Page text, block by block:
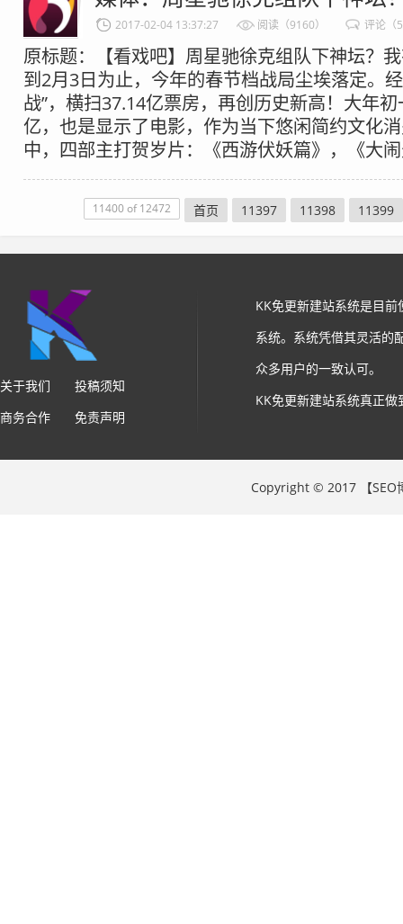
2017-02-04 13:37:27 阅读（9160） 评论（
原标题：【看戏吧】周星驰徐克组队下神坛？
到2月3日为止，今年的春节档战局尘埃落定。
战”，横扫37.14亿票房，再创历史新高！大年
亿，也是显示了电影，作为当下悠闲简约文化
中，四部主打贺岁片：《西游伏妖篇》，《大
11400 of 12472 首页 11397 11398 11399
关于我们
投稿须知
商务合作
免责声明
KK免更新建站系统是目
系统。系统凭借其灵活的
众多用户的一致认可。
KK免更新建站系统真正
Copyright © 2017 【SEO